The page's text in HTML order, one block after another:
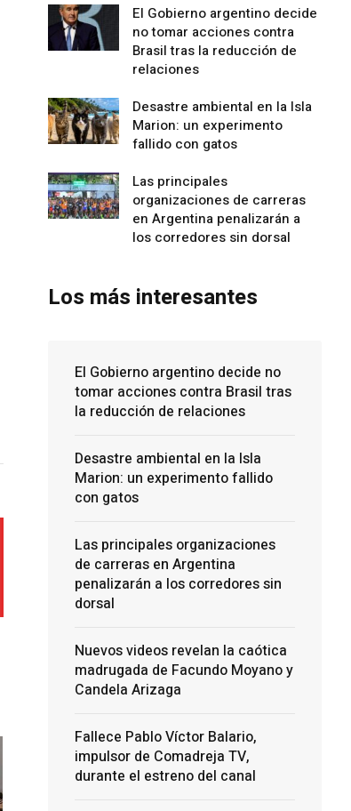
El Gobierno argentino decide
no tomar acciones contra
Brasil tras la reducción de
relaciones
Desastre ambiental en la Isla
Marion: un experimento
fallido con gatos
Las principales
organizaciones de carreras
en Argentina penalizarán a
los corredores sin dorsal
Los más interesantes
El Gobierno argentino decide no
tomar acciones contra Brasil tras
la reducción de relaciones
Desastre ambiental en la Isla
Marion: un experimento fallido
con gatos
Las principales organizaciones
de carreras en Argentina
penalizarán a los corredores sin
dorsal
Nuevos videos revelan la caótica
madrugada de Facundo Moyano y
Candela Arizaga
Fallece Pablo Víctor Balario,
impulsor de Comadreja TV,
durante el estreno del canal